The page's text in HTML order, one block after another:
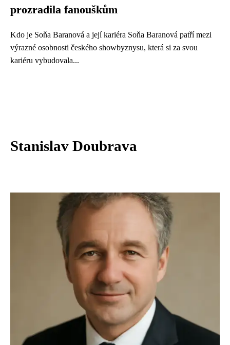
prozradila fanouškům
Kdo je Soňa Baranová a její kariéra Soňa Baranová patří mezi
výrazné osobnosti českého showbyznysu, která si za svou
kariéru vybudovala...
Stanislav Doubrava